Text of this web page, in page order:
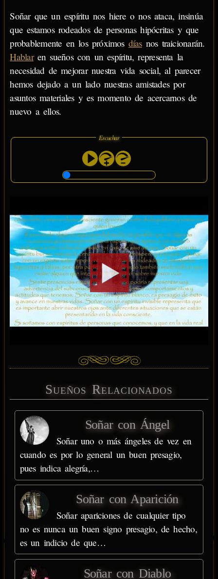
Soñar que un espíritu nos hiere o nos ataca, insinúa
que estamos rodeados de personas hipócritas y que
probablemente en los próximos díasnos traicionarán.
Hablaren sueños con un espíritu, representa la
necesidad de mejorar nuestra vida social, al parecer
hemos dejado a un lado nuestras amistades por
asuntos materiales y es momento de acercarnos de
nuevo a ellos.
Escuchar
Sueños Relacionados
Soñar con Ángel
Soñar uno o más ángeles de vez en
cuando es por lo general un buen presagio,
pues indica alegría,…
Soñar con Aparición
Soñar apariciones de cualquier tipo
no es nunca un buen signo presagio, de hecho,
es un indicio de que…
Soñar con Diablo